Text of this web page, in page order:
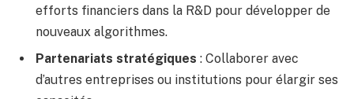
efforts financiers dans la R&D pour développer de
nouveaux algorithmes.
Partenariats stratégiques : Collaborer avec
d’autres entreprises ou institutions pour élargir ses